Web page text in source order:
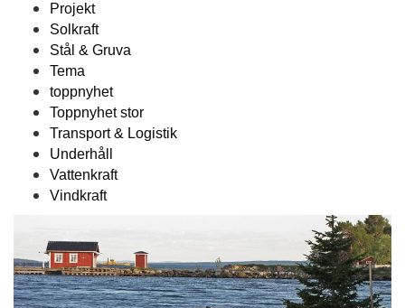
Projekt
Solkraft
Stål & Gruva
Tema
toppnyhet
Toppnyhet stor
Transport & Logistik
Underhåll
Vattenkraft
Vindkraft